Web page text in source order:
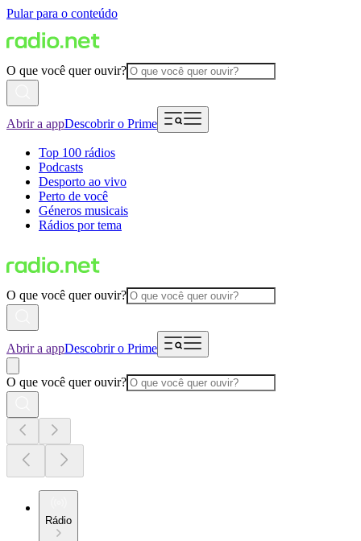
Pular para o conteúdo
O que você quer ouvir?
Abrir a appDescobrir o Prime
Top 100 rádios
Podcasts
Desporto ao vivo
Perto de você
Géneros musicais
Rádios por tema
O que você quer ouvir?
Abrir a appDescobrir o Prime
O que você quer ouvir?
Rádio